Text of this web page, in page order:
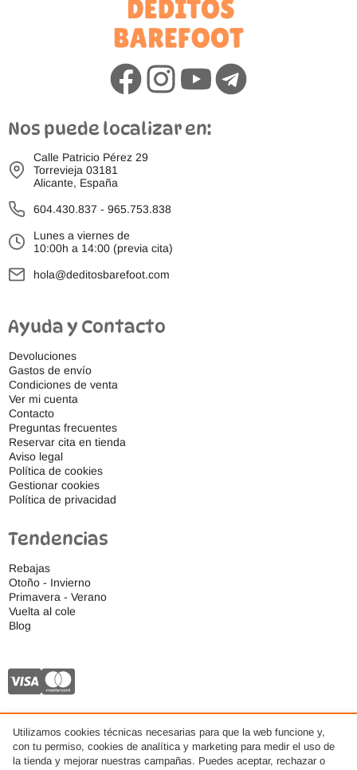
Nos puede localizar en:
Calle Patricio Pérez 29
Torrevieja 03181
Alicante, España
604.430.837 - 965.753.838
Lunes a viernes de
10:00h a 14:00 (previa cita)
hola@deditosbarefoot.com
Ayuda y Contacto
Devoluciones
Gastos de envío
Condiciones de venta
Ver mi cuenta
Contacto
Preguntas frecuentes
Reservar cita en tienda
Aviso legal
Política de cookies
Gestionar cookies
Política de privacidad
Tendencias
Rebajas
Otoño - Invierno
Primavera - Verano
Vuelta al cole
Blog
© 2026 Ideas Respetuosas S.L., Todos los derechos reservados. · Diseño web por
Utilizamos cookies técnicas necesarias para que la web funcione y,
con tu permiso, cookies de analítica y marketing para medir el uso de
la tienda y mejorar nuestras campañas. Puedes aceptar, rechazar o